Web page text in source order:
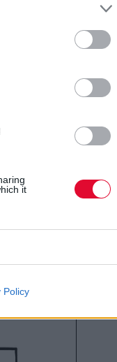
it
Policy